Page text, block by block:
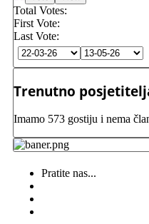
Total Votes:
First Vote:
Last Vote:
Trenutno
Imamo 573 gostiju i nema
Pratite nas...